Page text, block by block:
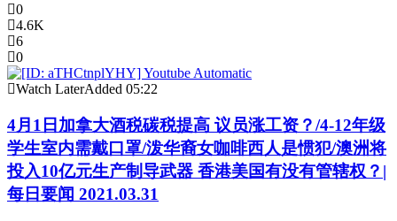
0
4.6K
6
0
Watch LaterAdded 05:22
4月1日加拿大酒税碳税提高 议员涨工资？/4-12年级
学生室内需戴口罩/泼华裔女咖啡西人是惯犯/澳洲将
投入10亿元生产制导武器 香港美国有没有管辖权？|
每日要闻 2021.03.31